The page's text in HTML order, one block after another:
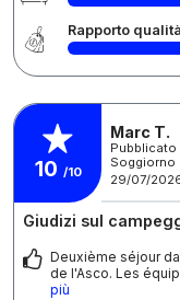
Rapporto
10 /10
Marc T.
Soggiorno
29/07/
Giudizi sul
Deuxième séjour
de l'Asco. Les
più